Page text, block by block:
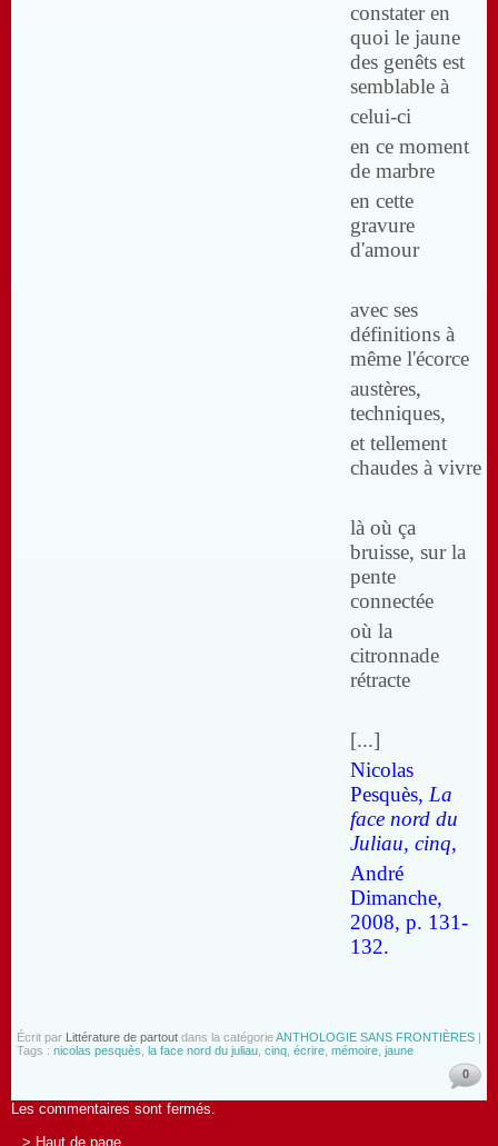
constater en
quoi le jaune
des genêts est
semblable à
celui-ci
en ce moment
de marbre
en cette
gravure
d'amour
avec ses
définitions à
même l'écorce
austères,
techniques,
et tellement
chaudes à vivre
là où ça
bruisse, sur la
pente
connectée
où la
citronnade
rétracte
[...]
Nicolas
Pesquès, La
face nord du
Juliau, cinq,
André
Dimanche,
2008, p. 131-
132.
Écrit par Littérature de partout dans la catégorieANTHOLOGIE SANS FRONTIÈRES |
Tags : nicolas pesquès la face nord du juliau cinq écrire mémoire jaune
0
Les commentaires sont fermés.
> Haut de page